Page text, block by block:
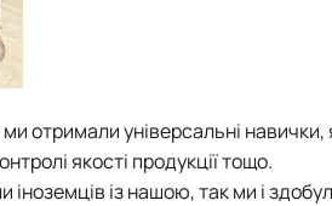
отримали універсальні навички,
якості продукції тощо.
із нашою, так ми і